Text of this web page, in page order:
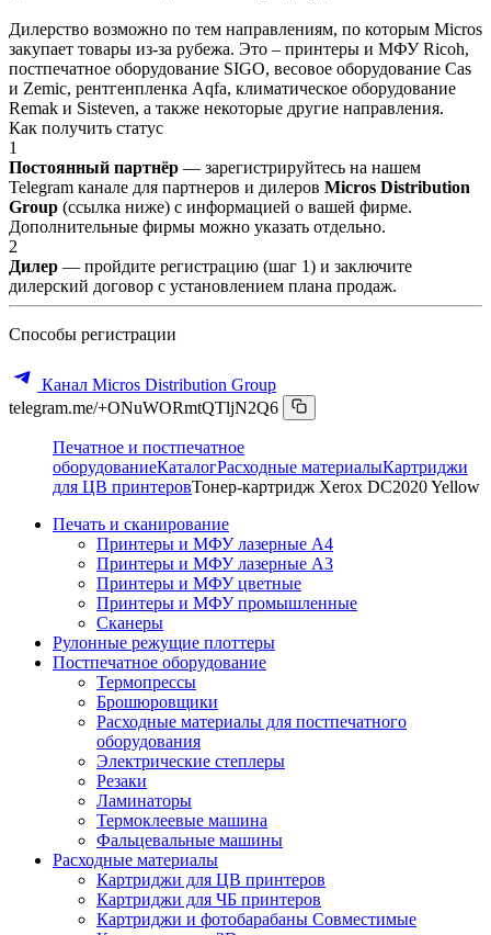
Дилерство возможно по тем направлениям, по которым Micros
закупает товары из-за рубежа. Это – принтеры и МФУ Ricoh,
постпечатное оборудование SIGO, весовое оборудование Cas
и Zemic, рентгенпленка Aqfa, климатическое оборудование
Remak и Sisteven, а также некоторые другие направления.
Как получить статус
1
Постоянный партнёр — зарегистрируйтесь на нашем
Telegram канале для партнеров и дилеров Micros Distribution
Group (ссылка ниже) с информацией о вашей фирме.
Дополнительные фирмы можно указать отдельно.
2
Дилер — пройдите регистрацию (шаг 1) и заключите
дилерский договор с установлением плана продаж.
Способы регистрации
Канал Micros Distribution Group
telegram.me/+ONuWORmtQTljN2Q6
Печатное и постпечатное
оборудованиеКаталогРасходные материалыКартриджи
для ЦВ принтеровТонер-картридж Xerox DC2020 Yellow
Печать и сканирование
Принтеры и МФУ лазерные А4
Принтеры и МФУ лазерные А3
Принтеры и МФУ цветные
Принтеры и МФУ промышленные
Сканеры
Рулонные режущие плоттеры
Постпечатное оборудование
Термопрессы
Брошюровщики
Расходные материалы для постпечатного
оборудования
Электрические степлеры
Резаки
Ламинаторы
Термоклеевые машина
Фальцевальные машины
Расходные материалы
Картриджи для ЦВ принтеров
Картриджи для ЧБ принтеров
Картриджи и фотобарабаны Совместимые